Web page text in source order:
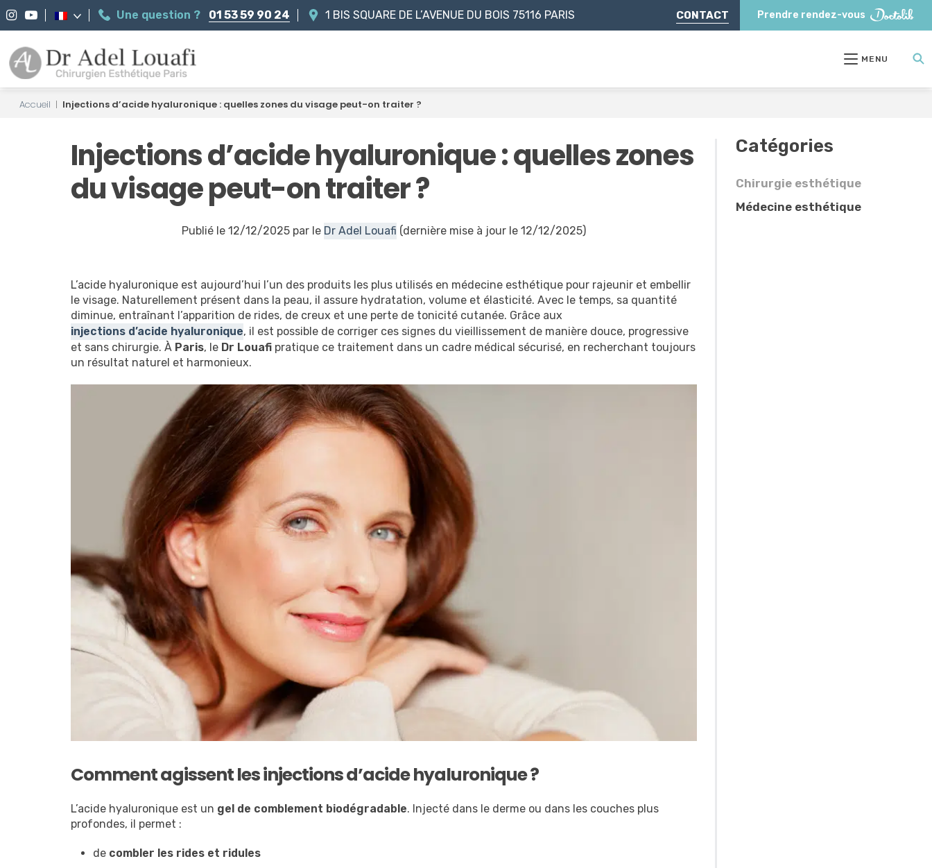
Une question ? 01 53 59 90 24 1 BIS SQUARE DE L’AVENUE DU BOIS 75116 PARIS CONTACT Prendre rendez-vous
MENU
Accueil | Injections d’acide hyaluronique : quelles zones du visage peut-on traiter ?
Injections d’acide hyaluronique : quelles zones
du visage peut-on traiter ?
Publié le 12/12/2025 par le Dr Adel Louafi (dernière mise à jour le 12/12/2025)
L’acide hyaluronique est aujourd’hui l’un des produits les plus utilisés en médecine esthétique pour rajeunir et embellir
le visage. Naturellement présent dans la peau, il assure hydratation, volume et élasticité. Avec le temps, sa quantité
diminue, entraînant l’apparition de rides, de creux et une perte de tonicité cutanée. Grâce aux
injections d’acide hyaluronique, il est possible de corriger ces signes du vieillissement de manière douce, progressive
et sans chirurgie. À Paris, le Dr Louafi pratique ce traitement dans un cadre médical sécurisé, en recherchant toujours
un résultat naturel et harmonieux.
Comment agissent les injections d’acide hyaluronique ?
L’acide hyaluronique est un gel de comblement biodégradable. Injecté dans le derme ou dans les couches plus
profondes, il permet :
de combler les rides et ridules
Catégories
Chirurgie esthétique
Médecine esthétique